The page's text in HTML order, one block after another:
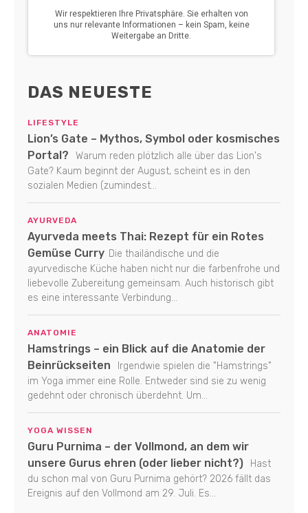
DAS NEUESTE
LIFESTYLE
Lion’s Gate – Mythos, Symbol oder kosmisches
Portal?
Warum reden plötzlich alle über das Lion's
Gate? Kaum beginnt der August, scheint es in den
sozialen Medien (zumindest...
AYURVEDA
Ayurveda meets Thai: Rezept für ein Rotes
Gemüse Curry Die thailändische und die
ayurvedische Küche haben nicht nur die farbenfrohe und
liebevolle Zubereitung gemeinsam. Auch historisch gibt
es eine interessante Verbindung...
ANATOMIE
Hamstrings – ein Blick auf die Anatomie der
Beinrückseiten
Irgendwie spielen die "Hamstrings"
im Yoga immer eine Rolle. Entweder sind sie zu wenig
gedehnt oder chronisch überdehnt. Um...
YOGA WISSEN
Guru Purnima – der Vollmond, an dem wir
unsere Gurus ehren (oder lieber nicht?)
Hast
du schon mal von Guru Purnima gehört? 2026 fällt das
Ereignis auf den Vollmond am 29. Juli. Es...